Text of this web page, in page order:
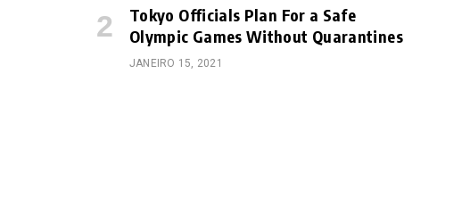
Tokyo Officials Plan For a Safe
Olympic Games Without Quarantines
JANEIRO 15, 2021